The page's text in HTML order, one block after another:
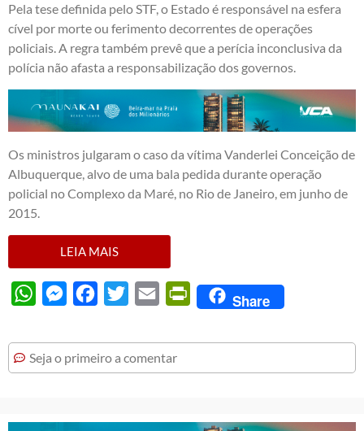
Pela tese definida pelo STF, o Estado é responsável na esfera
cível por morte ou ferimento decorrentes de operações
policiais. A regra também prevê que a perícia inconclusiva da
polícia não afasta a responsabilização dos governos.
Os ministros julgaram o caso da vítima Vanderlei Conceição de
Albuquerque, alvo de uma bala pedida durante operação
policial no Complexo da Maré, no Rio de Janeiro, em junho de
2015.
LEIA MAIS
WhatsAppMessengerFacebook
Twitter Email PrintFriendly
Share
Seja o primeiro a comentar